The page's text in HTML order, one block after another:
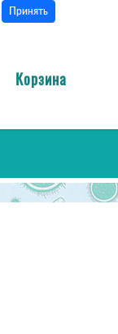
Принять
Корзина